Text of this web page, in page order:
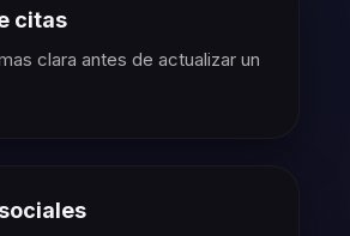
citas
clara antes de actualizar un